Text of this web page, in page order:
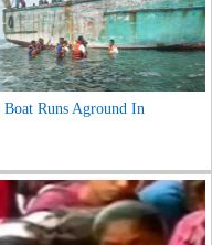
Boat Runs Aground In